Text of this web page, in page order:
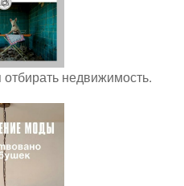
недвижимость.